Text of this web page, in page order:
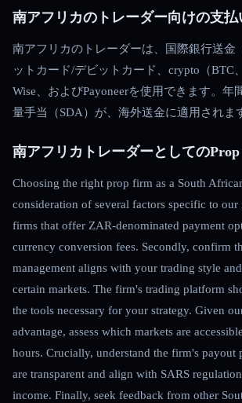
南アフリカのトレーダー向けの支払
南アフリカのトレーダーは、国際銀行送金
ットカード/デビットカード、crypto（BTC
Wise、およびPayoneerを使用できます。年
量手当（SDA）が、海外送金に適用されま
南アフリカトレーダーとしての
Choosing the right prop firm as a South
consideration of several factors specific to
firms that offer ZAR-denominated payment
currency conversion fees. Secondly, confirm
management aligns with your trading style
certain markets. The firm's trading platform
the tools necessary for your strategy. Given
advantage, assess which markets are
hours. Crucially, understand the firm's payout
are transparent and align with SARS
income. Finally, seek feedback from other